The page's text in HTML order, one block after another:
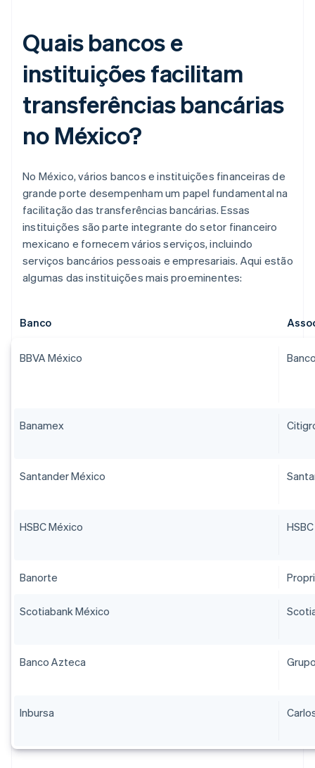
Quais bancos e
instituições facilitam
transferências bancárias
no México?
No México, vários bancos e instituições financeiras de
grande porte desempenham um papel fundamental na
facilitação das transferências bancárias. Essas
instituições são parte integrante do setor financeiro
mexicano e fornecem vários serviços, incluindo
serviços bancários pessoais e empresariais. Aqui estão
algumas das instituições mais proeminentes:
Banco​
BBVA México
Banamex
Santander México
HSBC México
Banorte
Scotiabank México
Banco Azteca
Inbursa